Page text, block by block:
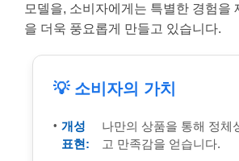
모델을, 소비자에게는 특별한 경험을
을 더욱 풍요롭게 만들고 있습니다.
💡 소비자의 가치
개성
표현:
나만의 상품을 통해 정체
고 만족감을 얻습니다.